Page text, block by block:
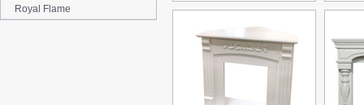
Royal Flame